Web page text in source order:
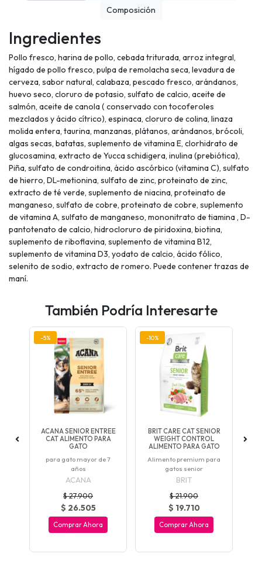
Ingredientes
Pollo fresco, harina de pollo, cebada triturada, arroz integral,
hígado de pollo fresco, pulpa de remolacha seca, levadura de
cerveza, sabor natural, calabaza, pescado fresco, arándanos,
huevo seco, cloruro de potasio, sulfato de calcio, aceite de
salmón, aceite de canola ( conservado con tocoferoles
mezclados y ácido cítrico), espinaca, cloruro de colina, linaza
molida entera, taurina, manzanas, plátanos, arándanos, brócoli,
algas secas, batatas, suplemento de vitamina E, clorhidrato de
glucosamina, extracto de Yucca schidigera, inulina (prebiótica),
Piña, sulfato de condroitina, ácido ascórbico (vitamina C), sulfato
de hierro, DL-metionina, sulfato de zinc, proteinato de zinc,
extracto de té verde, suplemento de niacina, proteinato de
manganeso, sulfato de cobre, proteinato de cobre, suplemento
de vitamina A, sulfato de manganeso, mononitrato de tiamina , D-
pantotenato de calcio, hidrocloruro de piridoxina, biotina,
suplemento de riboflavina, suplemento de vitamina B12,
suplemento de vitamina D3, yodato de calcio, ácido fólico,
selenito de sodio, extracto de romero. Puede contener trazas de
maní.
Composición
También Podría Interesarte
-5%
ACANA SENIOR ENTREE
CAT ALIMENTO PARA
GATO
para gato mayor de 7
años
ACANA
$ 27.900
$ 26.505
Comprar Ahora
-10%
BRIT CARE CAT SENIOR
WEIGHT CONTROL
ALIMENTO PARA GATO
Alimento premium para
gatos senior
BRIT
$ 21.900
$ 19.710
Comprar Ahora